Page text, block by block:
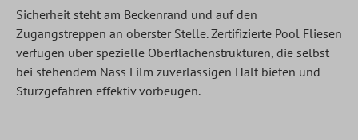
Sicherheit steht am Beckenrand und auf den
Zugangstreppen an oberster Stelle. Zertifizierte Pool Fliesen
verfügen über spezielle Oberflächenstrukturen, die selbst
bei stehendem Nass Film zuverlässigen Halt bieten und
Sturzgefahren effektiv vorbeugen.